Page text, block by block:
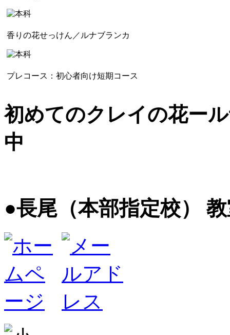
香りの花せっけん／ルナブランカ
プレコース：初心者向け短期コース
初めてのクレイの花ー
中
●長尾（本部指定校）